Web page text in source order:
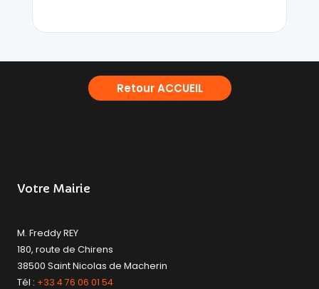
Retour ACCUEIL
Votre Mairie
M. Freddy REY
180, route de Chirens
38500 Saint Nicolas de Macherin
Tél : +33 4 76 06 01 54